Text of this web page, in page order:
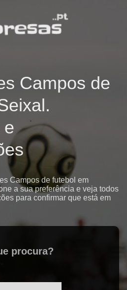
Campos de
e
Campos de futebol em
a sua preferência e veja todos
para confirmar que está em
procura?